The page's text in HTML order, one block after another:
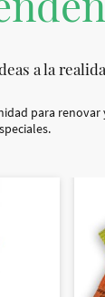
a la
para renovar